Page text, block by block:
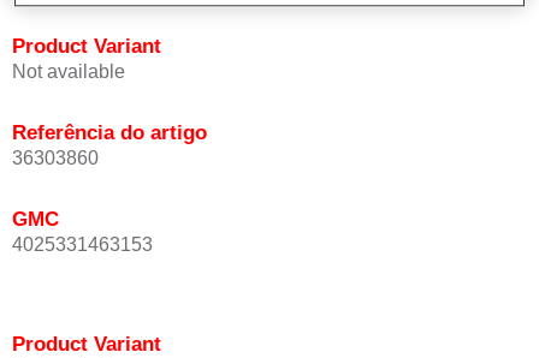
Product Variant
Not available
Referência do artigo
36303860
GMC
4025331463153
Product Variant